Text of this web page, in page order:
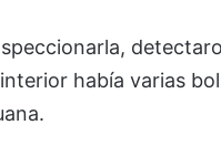
había varias